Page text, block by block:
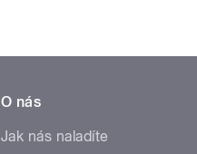
O nás
Jak nás naladíte